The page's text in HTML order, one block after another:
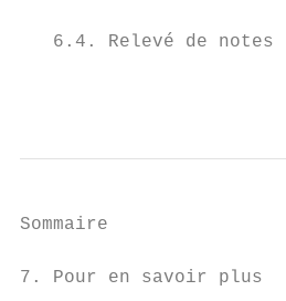
6.4. Relevé de notes
Sommaire
7. Pour en savoir